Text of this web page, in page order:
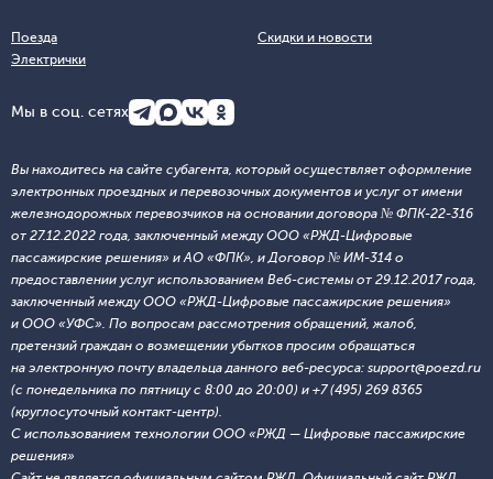
Поезда
Электрички
Скидки и новости
Мы в соц. сетях
Вы находитесь на сайте субагента, который осуществляет оформление
электронных проездных и перевозочных документов и услуг от имени
железнодорожных перевозчиков на основании договора № ФПК-22-316
от 27.12.2022 года, заключенный между ООО «РЖД-Цифровые
пассажирские решения» и АО «ФПК», и Договор № ИМ-314 о
предоставлении услуг использованием Веб-системы от 29.12.2017 года,
заключенный между ООО «РЖД-Цифровые пассажирские решения»
и ООО «УФС». По вопросам рассмотрения обращений, жалоб,
претензий граждан о возмещении убытков просим обращаться
на электронную почту владельца данного веб-ресурса: support@poezd.ru
(с понедельника по пятницу с 8:00 до 20:00) и +7 (495) 269 8365
(круглосуточный контакт-центр).
С использованием технологии ООО «РЖД — Цифровые пассажирские
решения»